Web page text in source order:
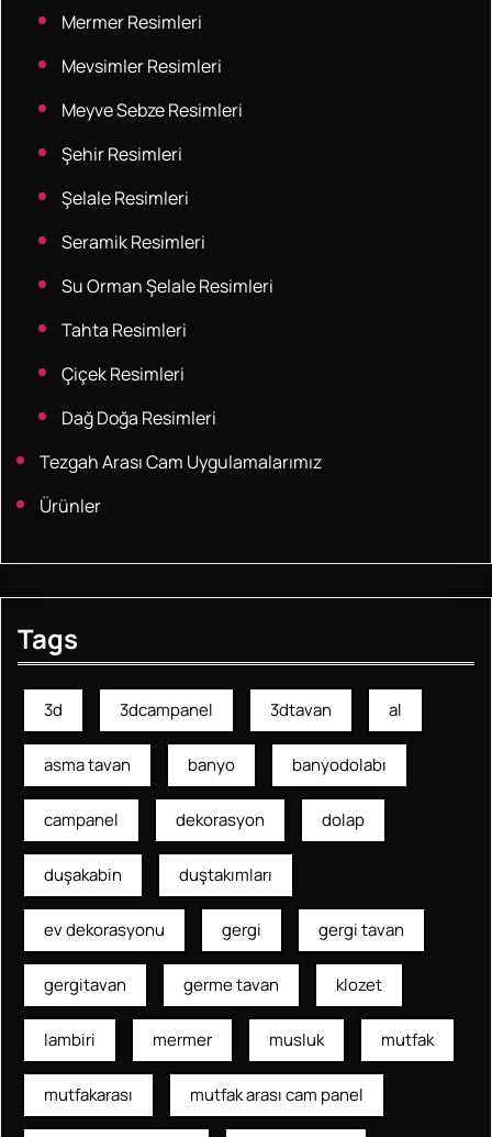
Mermer Resimleri
Mevsimler Resimleri
Meyve Sebze Resimleri
Şehir Resimleri
Şelale Resimleri
Seramik Resimleri
Su Orman Şelale Resimleri
Tahta Resimleri
Çiçek Resimleri
Dağ Doğa Resimleri
Tezgah Arası Cam Uygulamalarımız
Ürünler
Tags
3d 3dcampanel 3dtavan al
asma tavan banyo banyodolabı
campanel dekorasyon dolap
duşakabin duştakımları
ev dekorasyonu gergi gergi tavan
gergitavan germe tavan klozet
lambiri mermer musluk mutfak
mutfakarası mutfak arası cam panel